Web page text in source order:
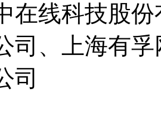
在线科技股
司、上海有
司